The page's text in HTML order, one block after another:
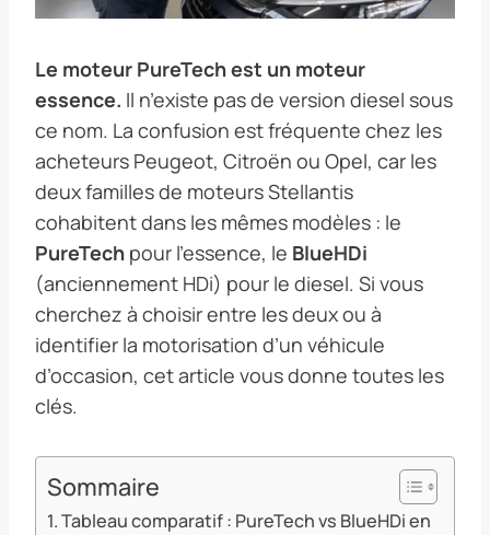
Le moteur PureTech est un moteur
essence. Il n’existe pas de version diesel sous
ce nom. La confusion est fréquente chez les
acheteurs Peugeot, Citroën ou Opel, car les
deux familles de moteurs Stellantis
cohabitent dans les mêmes modèles : le
PureTech pour l’essence, le BlueHDi
(anciennement HDi) pour le diesel. Si vous
cherchez à choisir entre les deux ou à
identifier la motorisation d’un véhicule
d’occasion, cet article vous donne toutes les
clés.
Sommaire
Tableau comparatif : PureTech vs BlueHDi en